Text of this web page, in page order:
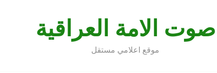
صوت الامة العراقية
موقع اعلامي مستقل